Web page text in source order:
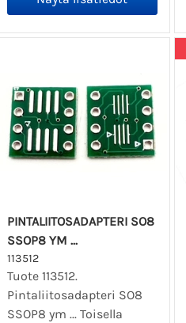
PINTALIITOSADAPTERI SO8
SSOP8 YM ...
113512
Tuote 113512.
Pintaliitosadapteri SO8
SSOP8 ym ... Toisella